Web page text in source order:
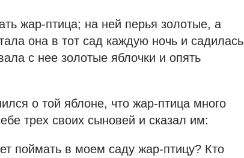
жар-птица; на ней перья золотые, а
она в тот сад каждую ночь и садилась
с нее золотые яблочки и опять
о той яблоне, что жар-птица много
трех своих сыновей и сказал им:
поймать в моем саду жар-птицу? Кто